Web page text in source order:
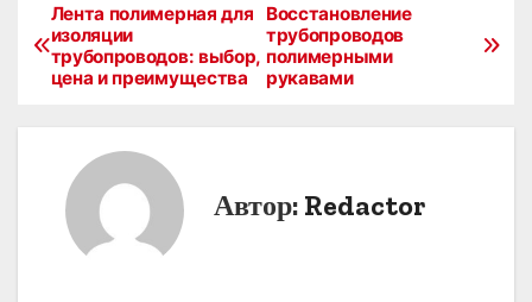
Н
Восстановление
трубопроводов
полимерными
рукавами
Лента полимерная для
изоляции
трубопроводов: выбор,
цена и преимущества
Автор: Redactor